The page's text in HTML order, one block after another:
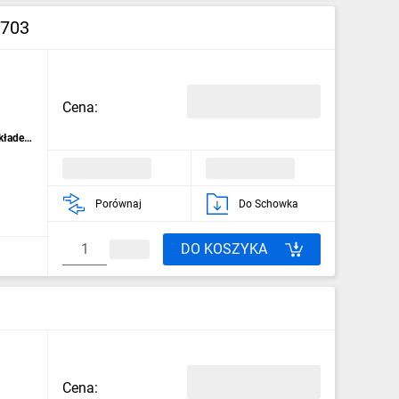
Cena:
Porównaj Do Schowka
DO KOSZYKA
Cena: